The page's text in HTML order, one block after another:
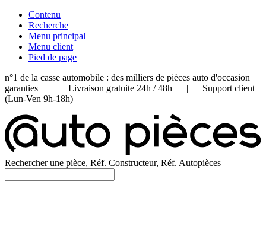
Contenu
Recherche
Menu principal
Menu client
Pied de page
n°1 de la casse automobile : des milliers de pièces auto d'occasion
garanties | Livraison gratuite 24h / 48h | Support client
(Lun-Ven 9h-18h)
Rechercher une pièce, Réf. Constructeur, Réf. Autopièces